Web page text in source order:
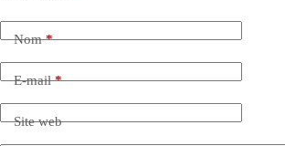
Nom*
E-mail*
Site web